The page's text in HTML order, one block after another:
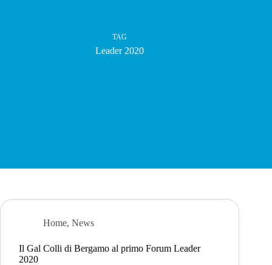
TAG
Leader 2020
Home, News
Il Gal Colli di Bergamo al primo Forum Leader
2020